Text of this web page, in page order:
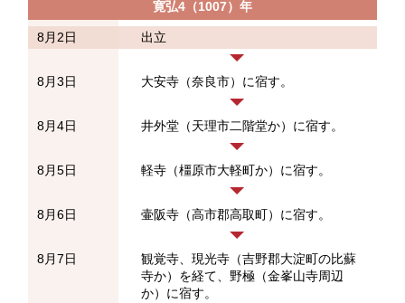
寛弘4（1007）年
8月2日 出立
8月3日 大安寺（奈良市）に宿す。
8月4日 井外堂（天理市二階堂か）に宿す。
8月5日 軽寺（橿原市大軽町か）に宿す。
8月6日 壷阪寺（高市郡高取町）に宿す。
8月7日
観覚寺、現光寺（吉野郡大淀町の比蘇
寺か） を経て、野極（金峯山寺周辺
か）に宿す。